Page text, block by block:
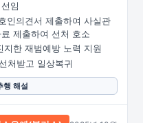
임
인의견서 제출하여 사실관
제출하여 선처 호소
한 재범예방 노력 지원
처받고 일상복귀
행 해설